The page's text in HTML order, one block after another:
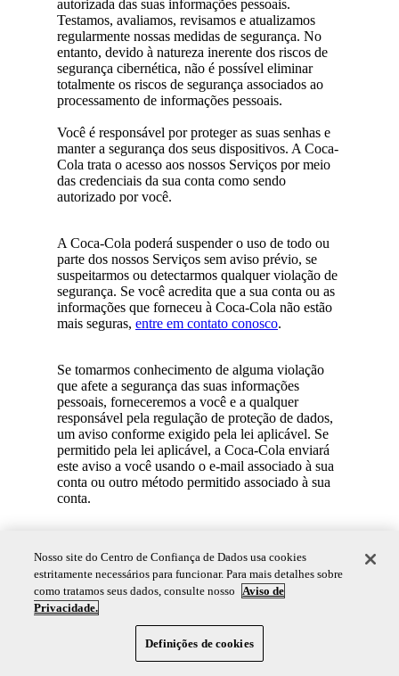
autorizada das suas informações pessoais.
Testamos, avaliamos, revisamos e atualizamos
regularmente nossas medidas de segurança. No
entanto, devido à natureza inerente dos riscos de
segurança cibernética, não é possível eliminar
totalmente os riscos de segurança associados ao
processamento de informações pessoais.
Você é responsável por proteger as suas senhas e
manter a segurança dos seus dispositivos. A Coca-
Cola trata o acesso aos nossos Serviços por meio
das credenciais da sua conta como sendo
autorizado por você.
A Coca-Cola poderá suspender o uso de todo ou
parte dos nossos Serviços sem aviso prévio, se
suspeitarmos ou detectarmos qualquer violação de
segurança. Se você acredita que a sua conta ou as
informações que forneceu à Coca-Cola não estão
mais seguras, entre em contato conosco.
Se tomarmos conhecimento de alguma violação
que afete a segurança das suas informações
pessoais, forneceremos a você e a qualquer
responsável pela regulação de proteção de dados,
um aviso conforme exigido pela lei aplicável. Se
permitido pela lei aplicável, a Coca-Cola enviará
este aviso a você usando o e-mail associado à sua
conta ou outro método permitido associado à sua
conta.
7. POR QUANTO TEMPO PRESERVAMOS
AS INFORMAÇÕES PESSOAIS
Salvo se você especificamente solicitar a exclusão
das suas informações pessoais, preservaremos
essas informações pelo tempo necessário para
prestar nossos Serviços, cumprir nossa política de
Nosso site do Centro de Confiança de Dados usa cookies
estritamente necessários para funcionar. Para mais detalhes sobre
como tratamos seus dados, consulte nosso
Aviso de
Privacidade.
Definições de cookies